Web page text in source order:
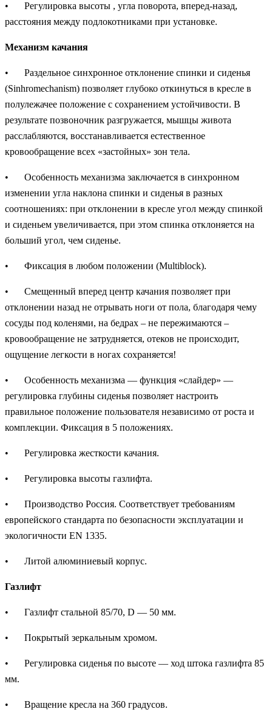
•
Регулировка высоты , угла поворота, вперед-назад,
расстояния между подлокотниками при установке.
Механизм качания
•
Раздельное синхронное отклонение спинки и сиденья
(Sinhromechanism) позволяет глубоко откинуться в кресле в
полулежачее положение с сохранением устойчивости. В
результате позвоночник разгружается, мышцы живота
расслабляются, восстанавливается естественное
кровообращение всех «застойных» зон тела.
•
Особенность механизма заключается в синхронном
изменении угла наклона спинки и сиденья в разных
соотношениях: при отклонении в кресле угол между спинкой
и сиденьем увеличивается, при этом спинка отклоняется на
больший угол, чем сиденье.
• Фиксация в любом положении (Multiblock).
•
Смещенный вперед центр качания позволяет при
отклонении назад не отрывать ноги от пола, благодаря чему
сосуды под коленями, на бедрах – не пережимаются –
кровообращение не затрудняется, отеков не происходит,
ощущение легкости в ногах сохраняется!
•
Особенность механизма — функция «слайдер» —
регулировка глубины сиденья позволяет настроить
правильное положение пользователя независимо от роста и
комплекции. Фиксация в 5 положениях.
• Регулировка жесткости качания.
• Регулировка высоты газлифта.
•
Производство Россия. Соответствует требованиям
европейского стандарта по безопасности эксплуатации и
экологичности EN 1335.
• Литой алюминиевый корпус.
Газлифт
• Газлифт стальной 85/70, D — 50 мм.
• Покрытый зеркальным хромом.
•
Регулировка сиденья по высоте — ход штока газлифта 85
мм.
• Вращение кресла на 360 градусов.